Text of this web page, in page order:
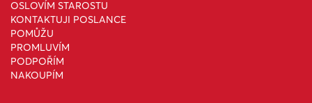
OSLOVÍM STAROSTU
KONTAKTUJI POSLANCE
POMŮŽU
PROMLUVÍM
PODPOŘÍM
NAKOUPÍM